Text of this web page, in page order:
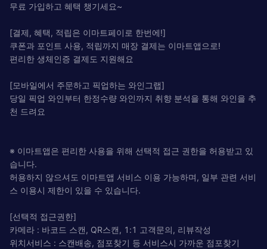
무료 가입하고 혜택 챙기세요~
[결제, 혜택, 적립은 이마트페이로 한번에!]
쿠폰과 포인트 사용, 적립까지 매장 결제는 이마트앱으로!
편리한 생체인증 결제도 지원해요
[모바일에서 주문하고 픽업하는 와인그랩]
당일 픽업 와인부터 한정수량 와인까지 취향 분석을 통해 와인을 추
천 드려요
※ 이마트앱은 편리한 사용을 위해 선택적 접근 권한을 허용받고 있
습니다.
허용하지 않으셔도 이마트앱 서비스 이용 가능하며, 일부 관련 서비
스 이용시 제한이 있을 수 있습니다.
[선택적 접근권한]
카메라 : 바코드 스캔, QR스캔, 1:1 고객문의, 리뷰작성
위치서비스 : 스캔배송, 점포찾기 등 서비스시 가까운 점포찾기